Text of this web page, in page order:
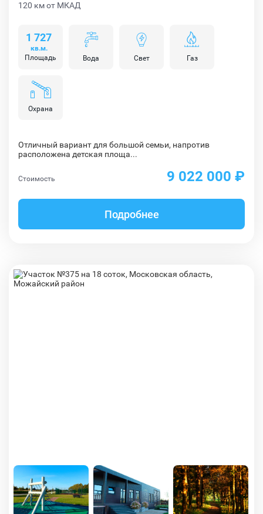
120 км от МКАД
1 727
кв.м.
Площадь
Вода Свет Газ
Охрана
Стоимость 9 022 000 ₽
Подробнее
Отличный вариант для большой семьи, напротив
расположена детская площа...